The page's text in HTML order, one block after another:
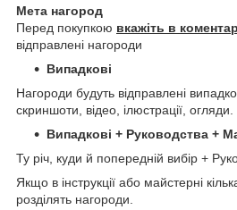
Мета нагород
Перед покупкою вкажіть в
відправлені нагороди
Випадкові
Нагороди будуть відправлені
скриншоти, відео, ілюстрації, огляди.
Випадкові + Руководства +
Ту річ, куди й попередній вибір +
Якщо в інструкції або майстерні
розділять нагороди.